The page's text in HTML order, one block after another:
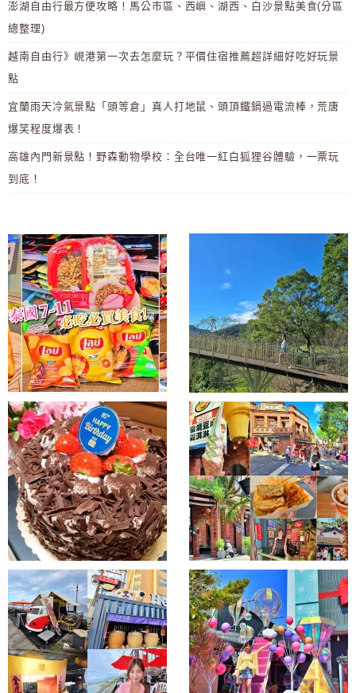
澎湖自由行最方便攻略！馬公市區、西嶼、湖西、白沙景點美食(分區
總整理)
越南自由行》峴港第一次去怎麼玩？平價住宿推薦超詳細好吃好玩景
點
宜蘭雨天冷氣景點「頭等倉」真人打地鼠、頭頂鐵鍋過電流棒，荒唐
爆笑程度爆表！
高雄內門新景點！野森動物學校：全台唯一紅白狐狸谷體驗，一票玩
到底！